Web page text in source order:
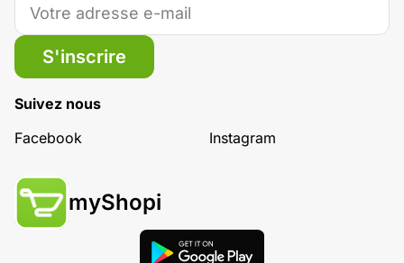
S'inscrire
Suivez nous
Facebook
Instagram
myShopi